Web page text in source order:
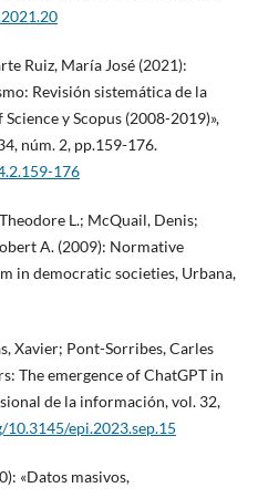
Ruiz, María José (2021):
Revisión sistemática de la
y Scopus (2008-2019)»,
núm. 2, pp.159-176.
176
L.; McQuail, Denis;
A. (2009): Normative
in democratic societies, Urbana,
Xavier; Pont-Sorribes, Carles
The emergence of ChatGPT in
de la información, vol. 32,
epi.2023.sep.15
«Datos masivos,